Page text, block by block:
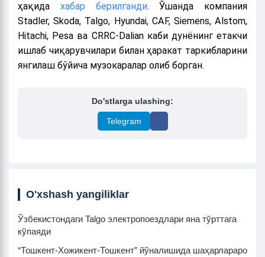
ҳақида хабар берилганди. Ўшанда компания
Stadler, Skoda, Talgo, Hyundai, CAF, Siemens, Alstom,
Hitachi, Pesa ва CRRC-Dalian каби дунёнинг етакчи
ишлаб чиқарувчилари билан ҳаракат таркибларини
янгилаш бўйича музокаралар олиб борган.
Do'stlarga ulashing:
Telegram
O'xshash yangiliklar
Ўзбекистондаги Talgo электропоездлари яна тўрттага
кўпаяди
“Тошкент-Хожикент-Тошкент” йўналишида шаҳарлараро